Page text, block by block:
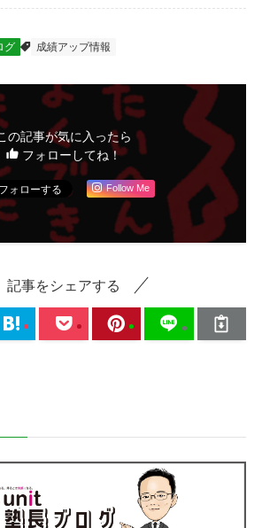
グ 成績アップ情報
の記事が気に入ったら
フォローしてね！
Follow Me
記事をシェアする